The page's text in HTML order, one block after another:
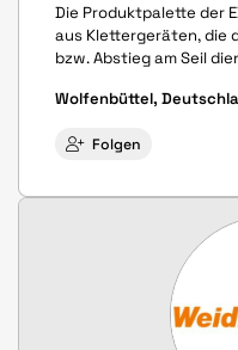
Die Produktpalette der
aus Klettergeräten, die
bzw. Abstieg am Seil
Wolfenbüttel,
Folgen